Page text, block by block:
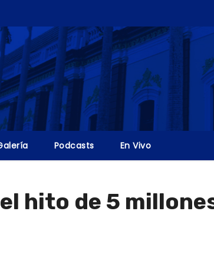
Podcasts En Vivo
hito de 5